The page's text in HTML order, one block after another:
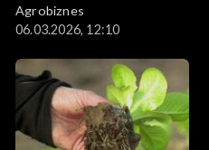
Agrobiznes
06.03.2026, 12:10